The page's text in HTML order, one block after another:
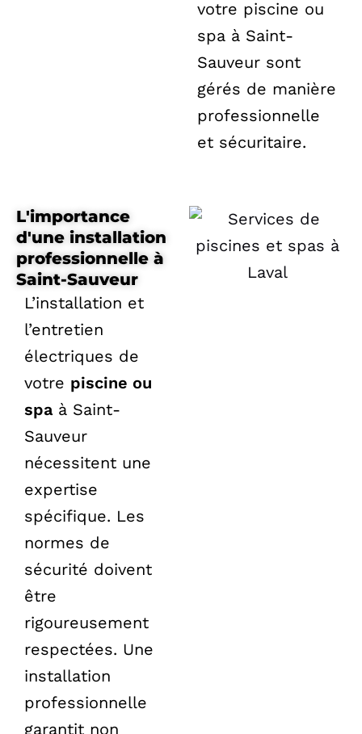
votre piscine ou
spa à Saint-
Sauveur sont
gérés de manière
professionnelle
et sécuritaire.
L'importance
d'une installation
professionnelle à
Saint-Sauveur
L’installation et
l’entretien
électriques de
votre piscine ou
spaà Saint-
Sauveur
nécessitent une
expertise
spécifique. Les
normes de
sécurité doivent
être
rigoureusement
respectées. Une
installation
professionnelle
garantit non